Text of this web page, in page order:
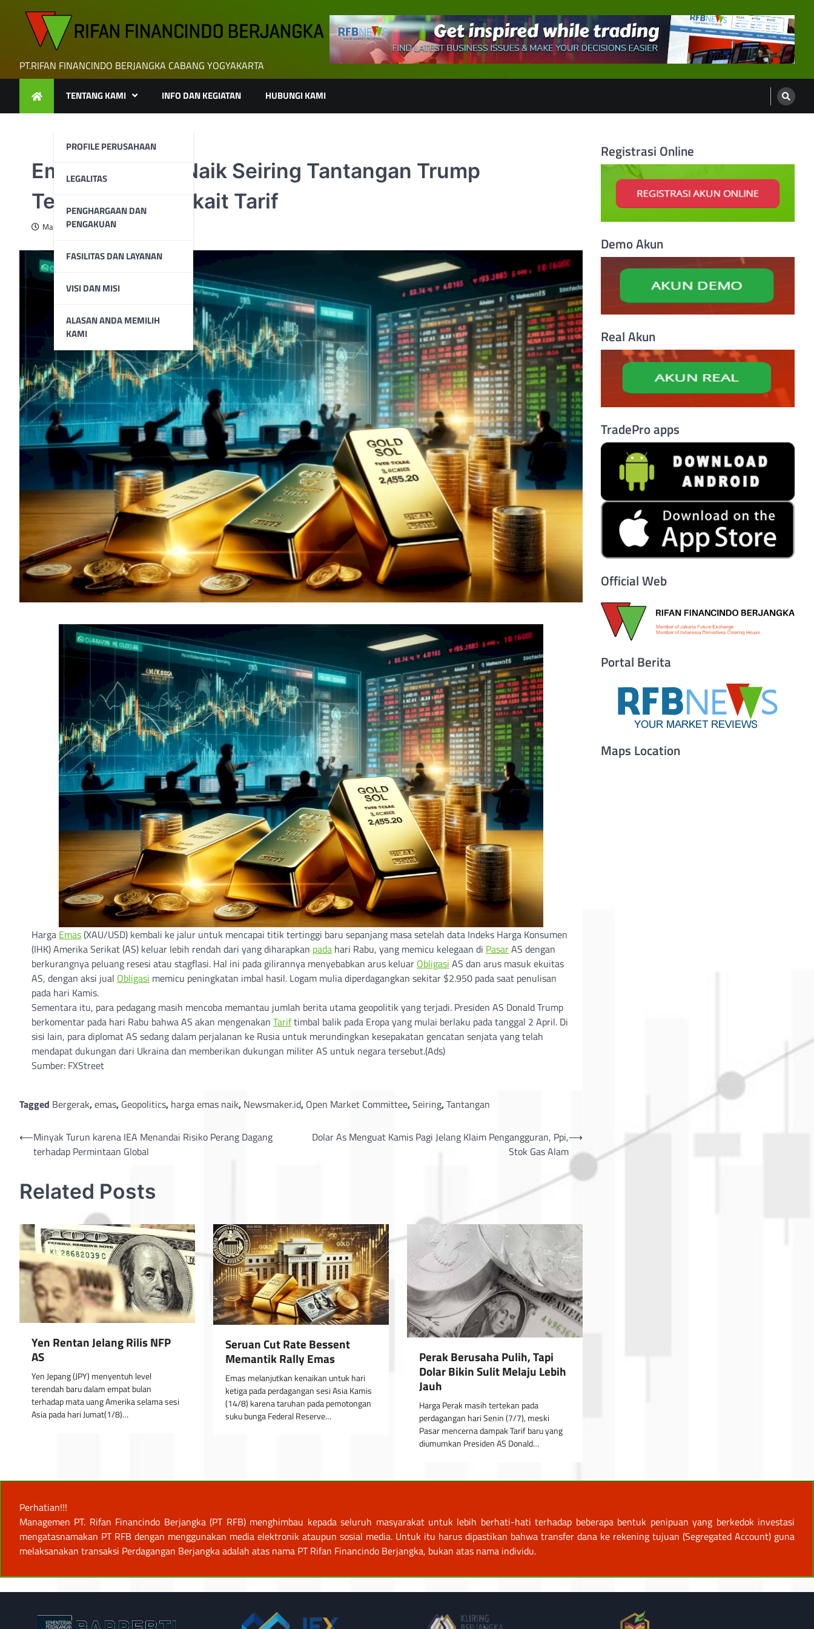
PT.RIFAN FINANCINDO BERJANGKA CABANG YOGYAKARTA
TENTANG KAMI
PROFILE PERUSAHAAN
LEGALITAS
PENGHARGAAN DAN
PENGAKUAN
FASILITAS DAN LAYANAN
VISI DAN MISI
ALASAN ANDA MEMILIH
KAMI
INFO DAN KEGIATAN HUBUNGI KAMI
Emas Bergerak Naik Seiring Tantangan Trump
Terhadap Ue Terkait Tarif
March 13, 2025
Harga Emas(XAU/USD) kembali ke jalur untuk mencapai titik tertinggi baru sepanjang masa setelah data Indeks Harga Konsumen
(IHK) Amerika Serikat (AS) keluar lebih rendah dari yang diharapkan pada hari Rabu, yang memicu kelegaan di PasarAS dengan
berkurangnya peluang resesi atau stagflasi. Hal ini pada gilirannya menyebabkan arus keluar Obligasi AS dan arus masuk ekuitas
AS, dengan aksi jual Obligasi memicu peningkatan imbal hasil. Logam mulia diperdagangkan sekitar $2.950 pada saat penulisan
pada hari Kamis.
Sementara itu, para pedagang masih mencoba memantau jumlah berita utama geopolitik yang terjadi. Presiden AS Donald Trump
berkomentar pada hari Rabu bahwa AS akan mengenakan Tariftimbal balik pada Eropa yang mulai berlaku pada tanggal 2 April. Di
sisi lain, para diplomat AS sedang dalam perjalanan ke Rusia untuk merundingkan kesepakatan gencatan senjata yang telah
mendapat dukungan dari Ukraina dan memberikan dukungan militer AS untuk negara tersebut.(Ads)
Sumber: FXStreet
Tagged Bergerak,emas, Geopolitics, harga emas naik, Newsmaker.id, Open Market Committee,Seiring,Tantangan
Post
navigation
⟵Minyak Turun karena IEA Menandai Risiko Perang Dagang
terhadap Permintaan Global
Dolar As Menguat Kamis Pagi Jelang Klaim Pengangguran, Ppi,
Stok Gas Alam
⟶
Related Posts
Yen Rentan Jelang Rilis NFP
AS
Yen Jepang (JPY) menyentuh level
terendah baru dalam empat bulan
terhadap mata uang Amerika selama sesi
Asia pada hari Jumat(1/8)…
Seruan Cut Rate Bessent
Memantik Rally Emas
Emas melanjutkan kenaikan untuk hari
ketiga pada perdagangan sesi Asia Kamis
(14/8) karena taruhan pada pemotongan
suku bunga Federal Reserve…
Perak Berusaha Pulih, Tapi
Dolar Bikin Sulit Melaju Lebih
Jauh
Harga Perak masih tertekan pada
perdagangan hari Senin (7/7), meski
Pasar mencerna dampak Tarif baru yang
diumumkan Presiden AS Donald…
Registrasi Online
Demo Akun
Real Akun
TradePro apps
Official Web
Portal Berita
Maps Location
Perhatian!!!
Managemen PT. Rifan Financindo Berjangka (PT RFB) menghimbau kepada seluruh masyarakat untuk lebih berhati-hati terhadap beberapa bentuk penipuan yang berkedok investasi
mengatasnamakan PT RFB dengan menggunakan media elektronik ataupun sosial media. Untuk itu harus dipastikan bahwa transfer dana ke rekening tujuan (Segregated Account) guna
melaksanakan transaksi Perdagangan Berjangka adalah atas nama PT Rifan Financindo Berjangka, bukan atas nama individu.